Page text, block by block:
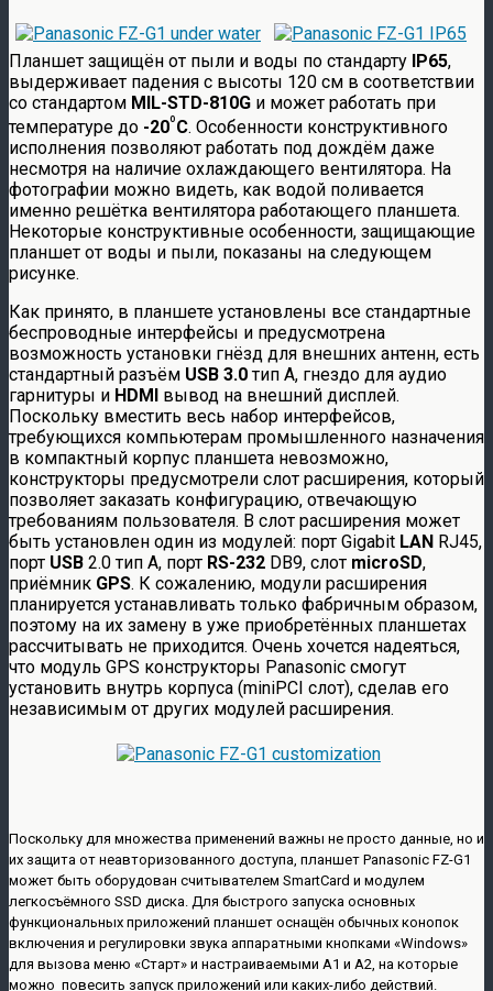
Планшет защищён от пыли и воды по стандарту IP65,
выдерживает падения с высоты 120 см в соответствии
со стандартом MIL-STD-810G и может работать при
температуре до -20ºC. Особенности конструктивного
исполнения позволяют работать под дождём даже
несмотря на наличие охлаждающего вентилятора. На
фотографии можно видеть, как водой поливается
именно решётка вентилятора работающего планшета.
Некоторые конструктивные особенности, защищающие
планшет от воды и пыли, показаны на следующем
рисунке.
Как принято, в планшете установлены все стандартные
беспроводные интерфейсы и предусмотрена
возможность установки гнёзд для внешних антенн, есть
стандартный разъём USB 3.0тип A, гнездо для аудио
гарнитуры и HDMI вывод на внешний дисплей.
Поскольку вместить весь набор интерфейсов,
требующихся компьютерам промышленного назначения
в компактный корпус планшета невозможно,
конструкторы предусмотрели слот расширения, который
позволяет заказать конфигурацию, отвечающую
требованиям пользователя. В слот расширения может
быть установлен один из модулей: порт Gigabit LAN RJ45,
порт USB 2.0 тип A, порт RS-232 DB9, слот microSD,
приёмник GPS. К сожалению, модули расширения
планируется устанавливать только фабричным образом,
поэтому на их замену в уже приобретённых планшетах
рассчитывать не приходится. Очень хочется надеяться,
что модуль GPS конструкторы Panasonic смогут
установить внутрь корпуса (miniPCI слот), сделав его
независимым от других модулей расширения.
Поскольку для множества применений важны не просто данные, но и
их защита от неавторизованного доступа, планшет Panasonic FZ-G1
может быть оборудован считывателем SmartCard и модулем
легкосъёмного SSD диска. Для быстрого запуска основных
функциональных приложений планшет оснащён обычных конопок
включения и регулировки звука аппаратными кнопками «Windows»
для вызова меню «Старт» и настраиваемыми A1 и A2, на которые
можно повесить запуск приложений или каких-либо действий.